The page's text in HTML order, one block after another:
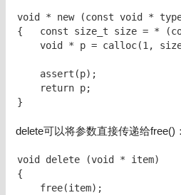
void * new (const void *
{   const size_t size = *
void * p = calloc(1,
assert(p);
return p;
}
delete可以将参数直接传递给free()：
void delete (void * item)
{
free(item);